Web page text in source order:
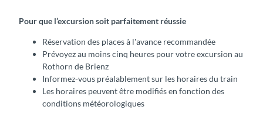
Pour que l’excursion soit parfaitement réussie
Réservation des places à l'avance recommandée
Prévoyez au moins cinq heures pour votre excursion au
Rothorn de Brienz
Informez-vous préalablement sur les horaires du train
Les horaires peuvent être modifiés en fonction des
conditions météorologiques